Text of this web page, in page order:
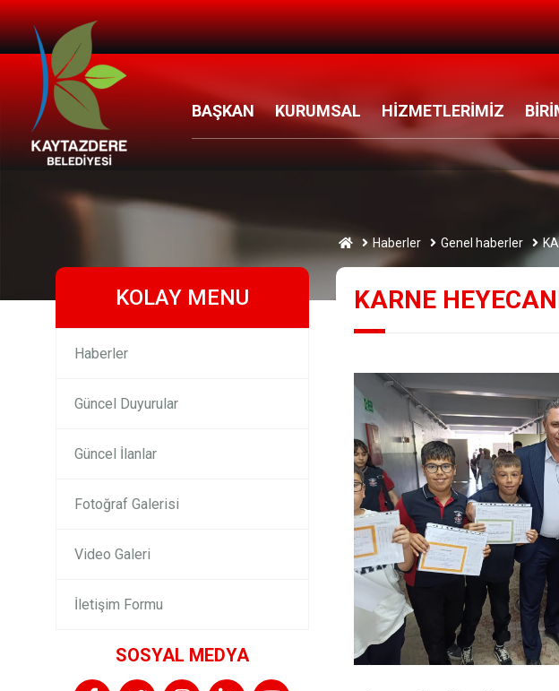
BAŞKAN KURUMSAL HİZMETLERİMİZ
Haberler Genel haberler
KOLAY MENU
Haberler
Güncel Duyurular
Güncel İlanlar
Fotoğraf Galerisi
Video Galeri
İletişim Formu
SOSYAL MEDYA
KARNE